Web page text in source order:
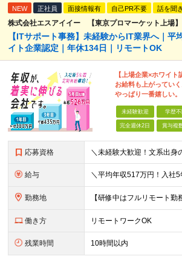
NEW 正社員 面接情報有 自己PR不要 話を聞
株式会社エスアイイー 【東京プロマーケット上場】
【ITサポート事務】未経験からIT業界へ｜平
イト企業認定｜年休134日｜リモートOK
【上場企業×ホワイト
お給料も上がってい
やっぱり一番嬉しい。
未経験歓迎 学歴不
完全週休2日 賞与複
応募資格
給与
勤務地
働き方 リモートワークOK
残業時間 10時間以内